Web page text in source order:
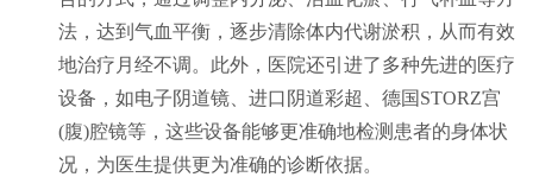
法，达到气血平衡，逐步清除体内代谢淤积，从而有效
地治疗月经不调。此外，医院还引进了多种先进的医疗
设备，如电子阴道镜、进口阴道彩超、德国STORZ宫
(腹)腔镜等，这些设备能够更准确地检测患者的身体状
况，为医生提供更为准确的诊断依据。